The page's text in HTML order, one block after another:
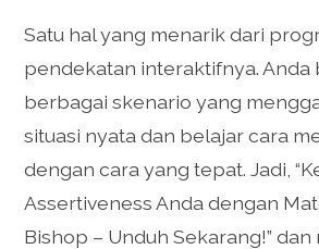
Satu hal yang menarik dari
pendekatan interaktifnya. Anda
berbagai skenario yang
situasi nyata dan belajar cara
dengan cara yang tepat. Jadi,
Assertiveness Anda dengan
Bishop – Unduh Sekarang!” dan